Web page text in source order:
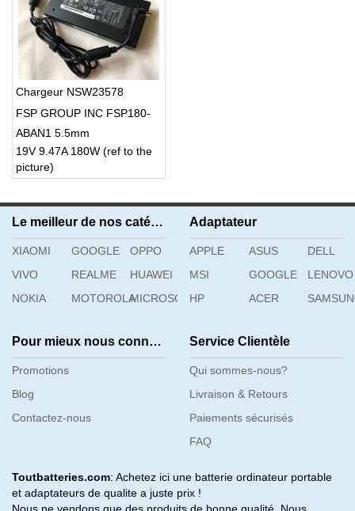
Chargeur NSW23578
FSP GROUP INC FSP180-
ABAN1 5.5mm
19V 9.47A 180W (ref to the
picture)
Le meilleur de nos catégories
XIAOMI GOOGLE
OPPO
VIVO
REALME
HUAWEI
NOKIA
MOTOROLAMICROSOFT
Adaptateur
APPLE ASUS
DELL
MSI
GOOGLE
LENOVO
HP
ACER
Pour mieux nous connaître
Promotions
Blog
Contactez-nous
Service Clientèle
Qui sommes-nous?
Livraison & Retours
Paiements sécurisés
FAQ
Toutbatteries.com: Achetez ici une batterie ordinateur portable
et adaptateurs de qualite a juste prix !